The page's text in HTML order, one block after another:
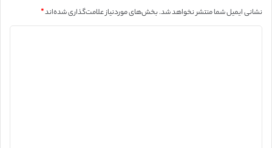
نشانی ایمیل شما منتشر نخواهد شد.بخش‌های موردنیاز علامت‌گذاری شده‌اند*